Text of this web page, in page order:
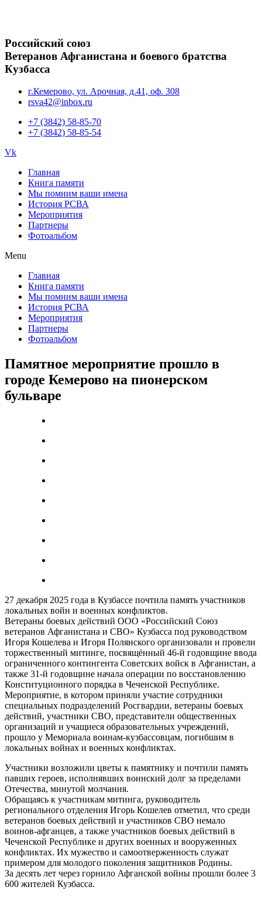
Российский союз
Ветеранов Афганистана и боевого братства
Кузбасса
г.Кемерово, ул. Арочная, д.41, оф. 308
rsva42@inbox.ru
+7 (3842) 58-85-70
+7 (3842) 58-85-54
Vk
Главная
Книга памяти
Мы помним ваши имена
История РСВА
Мероприятия
Партнеры
Фотоальбом
Menu
Главная
Книга памяти
Мы помним ваши имена
История РСВА
Мероприятия
Партнеры
Фотоальбом
Памятное мероприятие прошло в
городе Кемерово на пионерском
бульваре
27 декабря 2025 года в Кузбассе почтила память участников
локальных войн и военных конфликтов.
Ветераны боевых действий ООО «Российский Союз
ветеранов Афганистана и СВО» Кузбасса под руководством
Игоря Кошелева и Игоря Полянского организовали и провели
торжественный митинге, посвящённый 46-й годовщине ввода
ограниченного контингента Советских войск в Афганистан, а
также 31-й годовщине начала операции по восстановлению
Конституционного порядка в Чеченской Республике.
Мероприятие, в котором приняли участие сотрудники
специальных подразделений Росгвардии, ветераны боевых
действий, участники СВО, представители общественных
организаций и учащиеся образовательных учреждений,
прошло у Мемориала воинам-кузбассовцам, погибшим в
локальных войнах и военных конфликтах.
Участники возложили цветы к памятнику и почтили память
павших героев, исполнявших воинский долг за пределами
Отечества, минутой молчания.
Обращаясь к участникам митинга, руководитель
регионального отделения Игорь Кошелев отметил, что среди
ветеранов боевых действий и участников СВО немало
воинов-афганцев, а также участников боевых действий в
Чеченской Республике и других военных и вооруженных
конфликтах. Их мужество и самоотверженность служат
примером для молодого поколения защитников Родины.
За десять лет через горнило Афганской войны прошли более 3
600 жителей Кузбасса.